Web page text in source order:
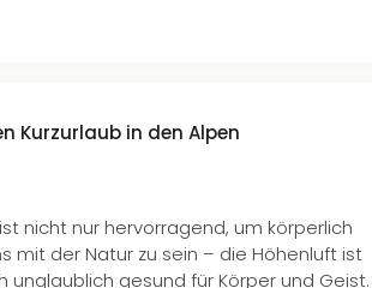
Kurzurlaub in den Alpen
nicht nur hervorragend, um körperlich
mit der Natur zu sein – die Höhenluft ist
gesund für Körper und Geist.